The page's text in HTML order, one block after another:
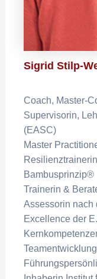
Sigrid Stilp-
Coach, Master-
Supervisorin,
(EASC)
Master
Bambusprinzip®
Trainerin &
Assessorin nach
Excellence der